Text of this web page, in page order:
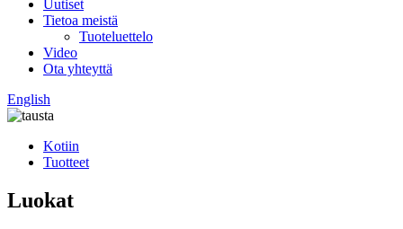
Uutiset
Tietoa meistä
Tuoteluettelo
Video
Ota yhteyttä
English
Kotiin
Tuotteet
Luokat